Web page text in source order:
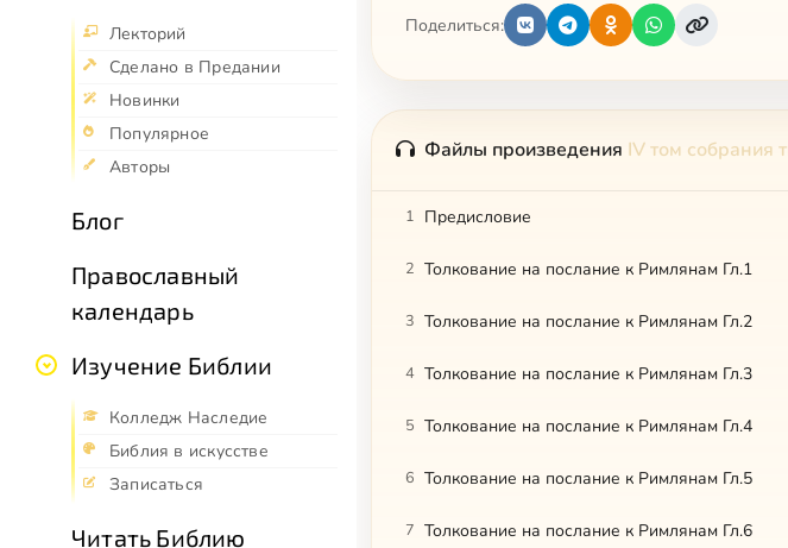
Лекторий
Сделано в Предании
Новинки
Популярное
Авторы
Блог
Православный
календарь
Изучение Библии
Колледж Наследие
Библия в искусстве
Записаться
Читать Библию
Поделиться:
Файлы произведения IV том собрания
1 Предисловие
2 Толкование на послание к Римлянам Гл.1
3 Толкование на послание к Римлянам Гл.2
4 Толкование на послание к Римлянам Гл.3
5 Толкование на послание к Римлянам Гл.4
6 Толкование на послание к Римлянам Гл.5
7 Толкование на послание к Римлянам Гл.6